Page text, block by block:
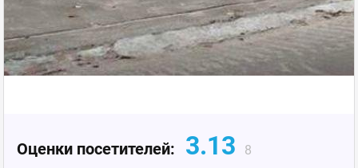
Оценки посетителей: 3.13 8